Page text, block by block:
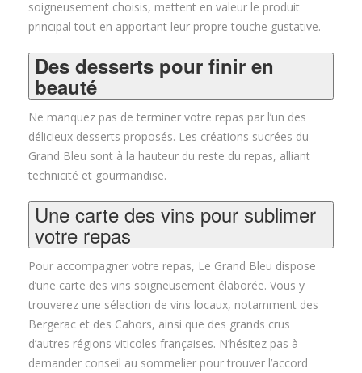
soigneusement choisis, mettent en valeur le produit
principal tout en apportant leur propre touche gustative.
Des desserts pour finir en
beauté
Ne manquez pas de terminer votre repas par l’un des
délicieux desserts proposés. Les créations sucrées du
Grand Bleu sont à la hauteur du reste du repas, alliant
technicité et gourmandise.
Une carte des vins pour sublimer
votre repas
Pour accompagner votre repas, Le Grand Bleu dispose
d’une carte des vins soigneusement élaborée. Vous y
trouverez une sélection de vins locaux, notamment des
Bergerac et des Cahors, ainsi que des grands crus
d’autres régions viticoles françaises. N’hésitez pas à
demander conseil au sommelier pour trouver l’accord